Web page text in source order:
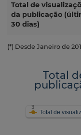
Total de
da publicação
30 dias)
(*) Desde Janeiro de
Total
Total de
3